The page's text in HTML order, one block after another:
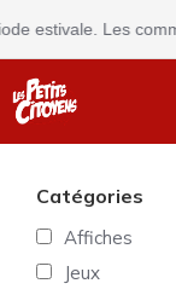
Les commandes
Catégories
Affiches
Jeux